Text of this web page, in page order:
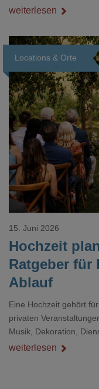
unübersichtlichen
Dokument gesucht hat,
weiterlesen
Locations & Orte
Hochzeit
Ratgeber für
Ablauf
15. Juni 2026
Eine Hochzeit gehört
privaten
Musik, Dekoration,
zusammenpassen,
weiterlesen